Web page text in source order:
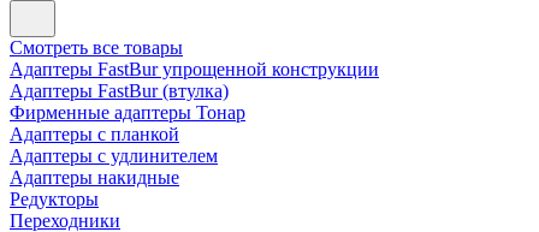
Смотреть все товары
Адаптеры FastBur упрощенной конструкции
Адаптеры FastBur (втулка)
Фирменные адаптеры Тонар
Адаптеры с планкой
Адаптеры с удлинителем
Адаптеры накидные
Редукторы
Переходники